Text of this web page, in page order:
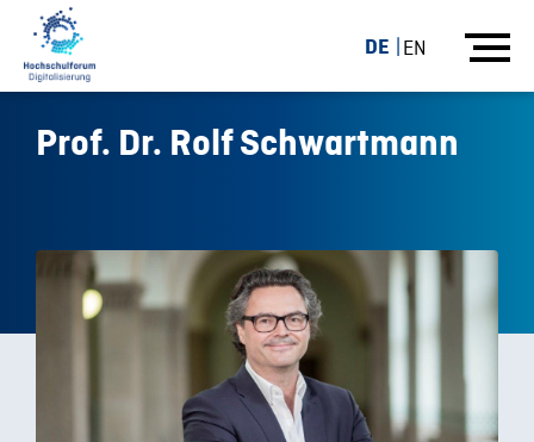
DE EN
Prof. Dr. Rolf Schwartmann